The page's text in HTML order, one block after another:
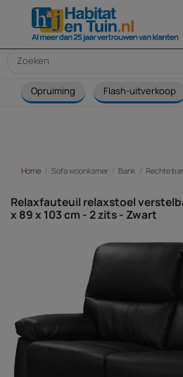
Opruiming Flash-uitverkoop
Home Sofa woonkamer Bank Rechte
Relaxfauteuil relaxstoel
x 89 x 103 cm - 2 zits - Zwart